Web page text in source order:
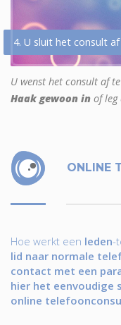
4. U sluit het consult
U wenst het consult af
Haak gewoon in of leg
ONLINE
Hoe werkt een leden-
lid naar normale
contact met een
hier het eenvoudige
online